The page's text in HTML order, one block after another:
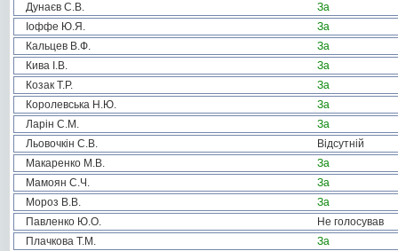
Дунаєв С.В.
За
Іоффе Ю.Я.
За
Кальцев В.Ф.
За
Кива І.В.
За
Козак Т.Р.
За
Королевська Н.Ю.
За
Ларін С.М.
За
Льовочкін С.В.
Відсутній
Макаренко М.В.
За
Мамоян С.Ч.
За
Мороз В.В.
За
Павленко Ю.О.
Не голосував
Плачкова Т.М.
За